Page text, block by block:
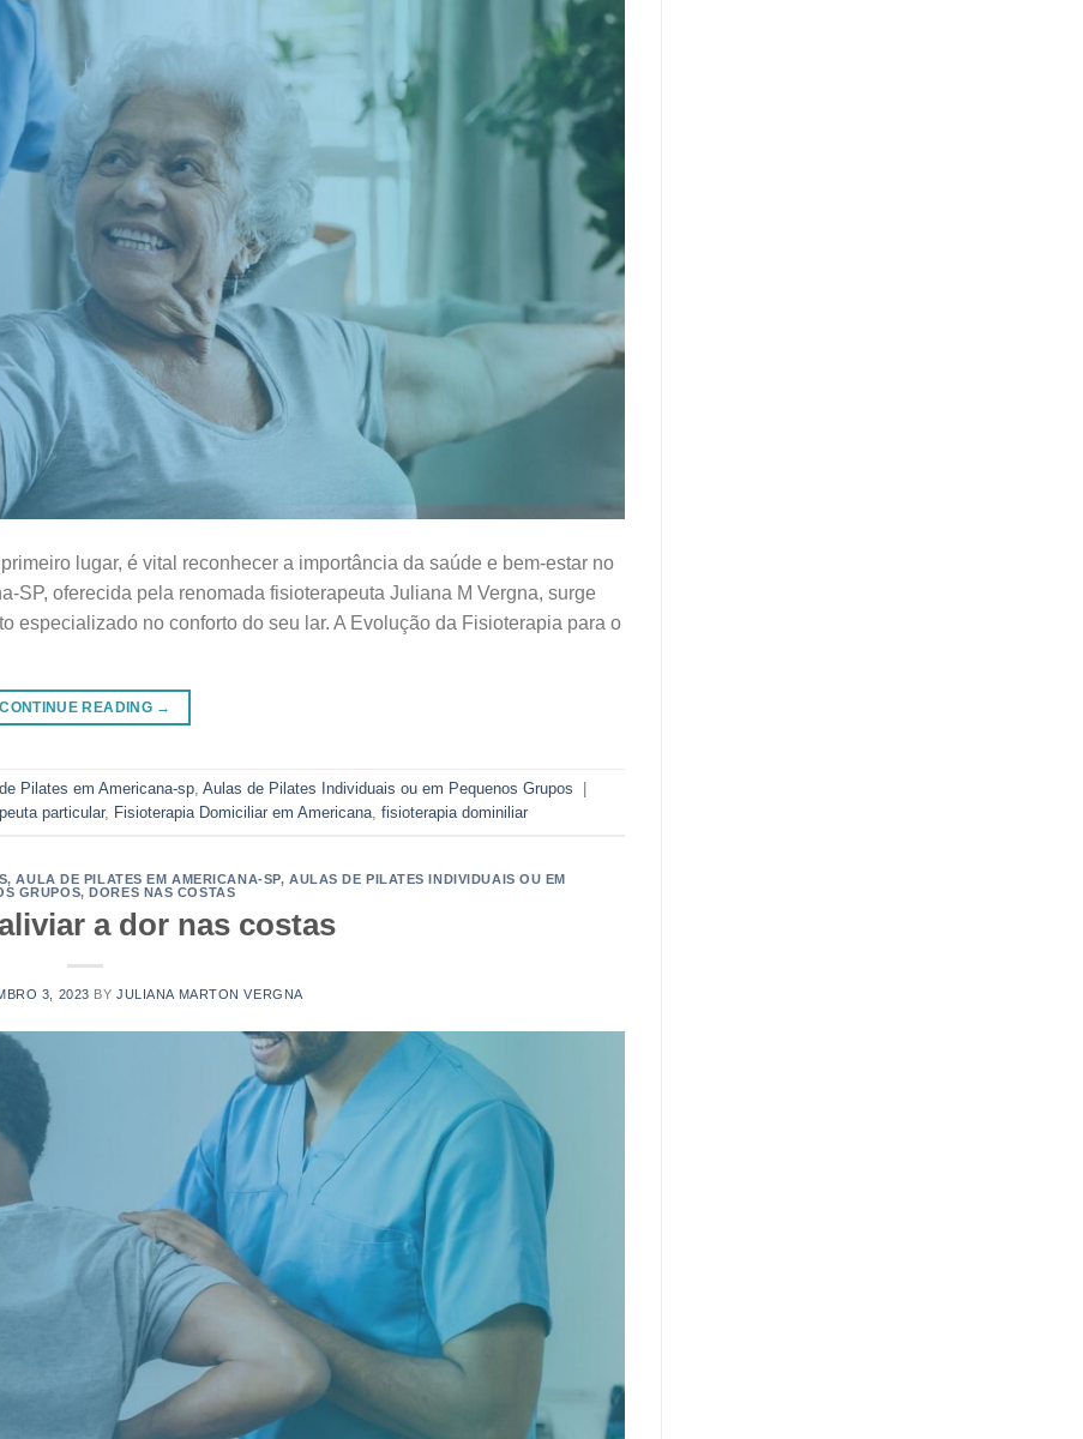
lugar, é vital reconhecer a importância da saúde e bem-estar no
SP, oferecida pela renomada fisioterapeuta Juliana M Vergna, surge
especializado no conforto do seu lar. A Evolução da Fisioterapia para o
CONTINUE READING →
Pilates em Americana-sp, Aulas de Pilates Individuais ou em Pequenos Grupos
particular, Fisioterapia Domiciliar em Americana, fisioterapia dominiliar
,AULA DE PILATES EM AMERICANA-SP, AULAS DE PILATES INDIVIDUAIS OU EM
GRUPOS,DORES NAS COSTAS
a dor nas costas
3, 2023 BYJULIANA MARTON VERGNA